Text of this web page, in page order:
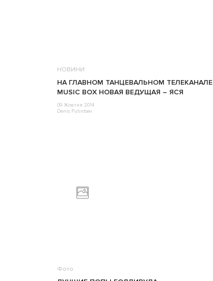
НОВИНИ
НА ГЛАВНОМ ТАНЦЕВАЛЬНОМ ТЕЛЕКАНАЛЕ
MUSIC BOX НОВАЯ ВЕДУЩАЯ – ЯСЯ
09 Жовтня 2014
Denis Putintsev
Фото